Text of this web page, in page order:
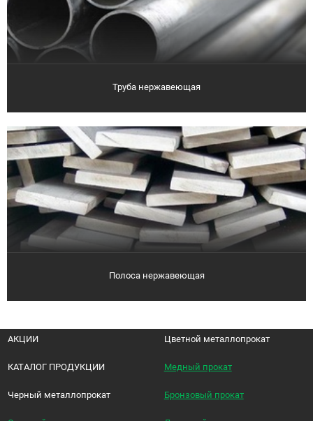
Труба нержавеющая
Полоса нержавеющая
АКЦИИ
КАТАЛОГ ПРОДУКЦИИ
Черный металлопрокат
Цветной металлопрокат
Медный прокат
Бронзовый прокат